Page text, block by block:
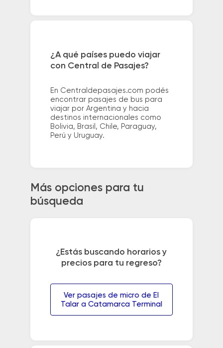
¿A qué países puedo viajar
con Central de Pasajes?
En Centraldepasajes.com podés
encontrar pasajes de bus para
viajar por Argentina y hacia
destinos internacionales como
Bolivia, Brasil, Chile, Paraguay,
Perú y Uruguay.
Más opciones para tu
búsqueda
¿Estás buscando horarios y
precios para tu regreso?
Ver pasajes de micro de El
Talar a Catamarca Terminal